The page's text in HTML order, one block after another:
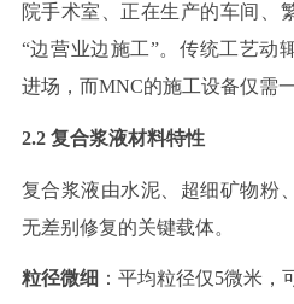
院手术室、正在生产的车间、
“边营业边施工”。传统工艺动
进场，而MNC的施工设备仅需
2.2 复合浆液材料特性
复合浆液由水泥、超细矿物粉
无差别修复的关键载体。
粒径微细 ：平均粒径仅5微米，